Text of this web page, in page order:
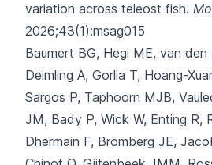
variation across teleost fish.
2026;43(1):msag015
Baumert BG, Hegi ME, van
Deimling A, Gorlia T, Hoang-
Sargos P, Taphoorn MJB,
JM, Bady P, Wick W, Enting R,
Dhermain F, Bromberg JE,